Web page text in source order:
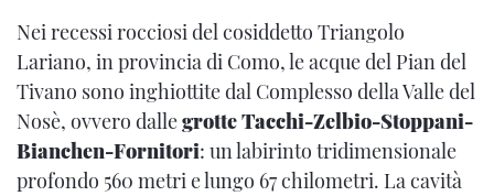
Nei recessi rocciosi del cosiddetto Triangolo
Lariano, in provincia di Como, le acque del Pian del
Tivano sono inghiottite dal Complesso della Valle del
Nosè, ovvero dallegrotte Tacchi-Zelbio-Stoppani-
Bianchen-Fornitori: un labirinto tridimensionale
profondo 560 metri e lungo 67 chilometri. La cavità